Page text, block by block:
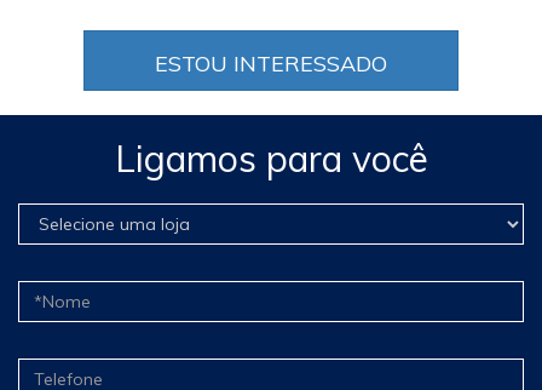
ESTOU INTERESSADO
Ligamos para você